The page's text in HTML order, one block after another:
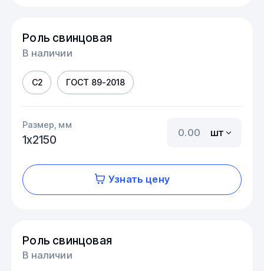
Роль свинцовая
В наличии
С2 ГОСТ 89-2018
Размер, мм
1х2150
шт
Узнать цену
Роль свинцовая
В наличии